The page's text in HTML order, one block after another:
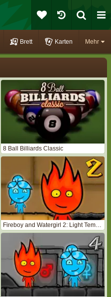
Mehr
Brett Karten
8 Ball Billiards Classic
Fireboy and Watergirl 2: Light Temple